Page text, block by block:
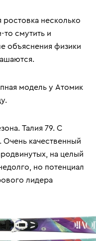
несколько
то смутить и
объяснения физики
модель у Атомик
Талия 79. С
качественный
на целый
но потенциал
лидера